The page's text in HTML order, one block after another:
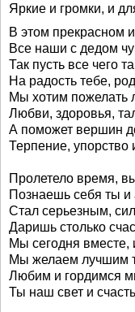
Яркие и громки, и
В этом прекрасном
Все наши с дедом
Так пусть все чего
На радость тебе,
Мы хотим пожелать
Любви, здоровья,
А поможет вершин
Терпение,
Пролетело время,
Познаешь себя ты и
Стал серьезным,
Даришь столько
Мы сегодня вместе,
Мы желаем лучшим
Любим и гордимся
Ты наш свет и